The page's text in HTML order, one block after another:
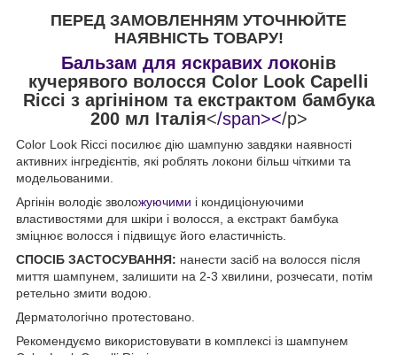
ПЕРЕД ЗАМОВЛЕННЯМ УТОЧНЮЙТЕ
НАЯВНІСТЬ ТОВАРУ!
Бальзам для яскравих локонів
кучерявого волосся Color Look Capelli
Ricci з аргініном та екстрактом бамбука
200 мл Італія</span></p>
Color Look Ricci посилює дію шампуню завдяки наявності
активних інгредієнтів, які роблять локони більш чіткими та
модельованими.
Аргінін володіє зволожуючими і кондиціонуючими
властивостями для шкіри і волосся, а екстракт бамбука
зміцнює волосся і підвищує його еластичність.
СПОСІБ ЗАСТОСУВАННЯ: нанести засіб на волосся після
миття шампунем, залишити на 2-3 хвилини, розчесати, потім
ретельно змити водою.
Дерматологічно протестовано.
Рекомендуємо використовувати в комплексі із шампунем